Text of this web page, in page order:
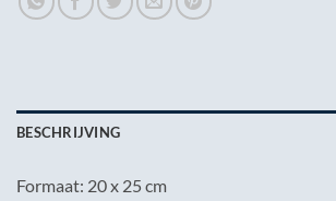
BESCHRIJVING
Formaat: 20 x 25 cm